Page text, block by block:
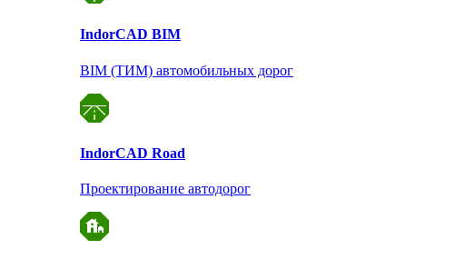
IndorCAD BIM
BIM (ТИМ) автомобильных дорог
IndorCAD Road
Проектирование автодорог